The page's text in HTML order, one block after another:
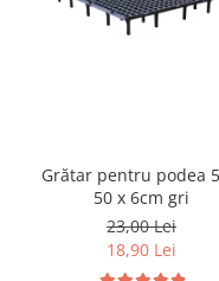
Grătar pentru podea
50 x 6cm gri
23,00 Lei
18,90 Lei